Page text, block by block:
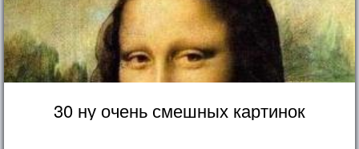
30 ну очень смешных картинок